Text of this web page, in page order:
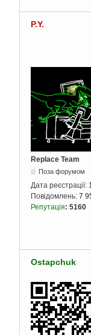
P.Y.
Replace Team
Поза форумом
Дата реєстрації:
Повідомлень: 7
Репутація: 5160
Ostapchuk